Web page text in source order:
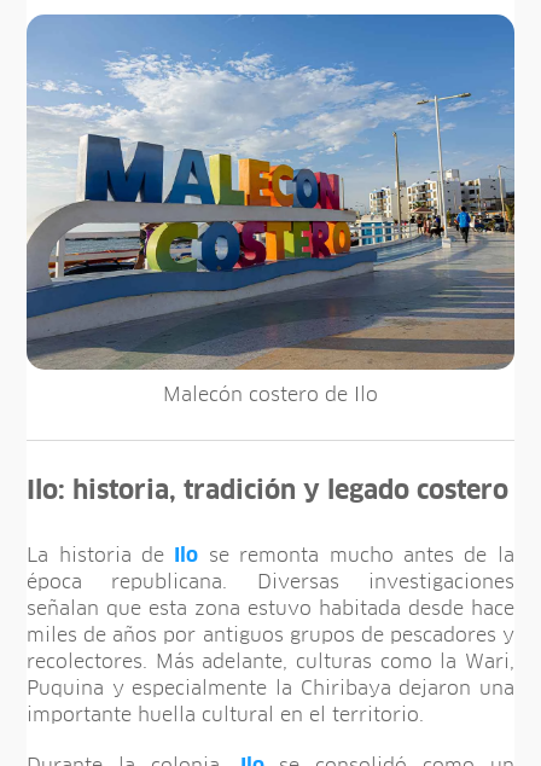
Malecón costero de Ilo
Ilo: historia, tradición y legado costero
La historia de Ilo se remonta mucho antes de la
época republicana. Diversas investigaciones
señalan que esta zona estuvo habitada desde hace
miles de años por antiguos grupos de pescadores y
recolectores. Más adelante, culturas como la Wari,
Puquina y especialmente la Chiribaya dejaron una
importante huella cultural en el territorio.